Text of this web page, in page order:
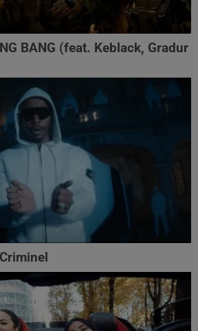
BANG (feat. Keblack, Gradur